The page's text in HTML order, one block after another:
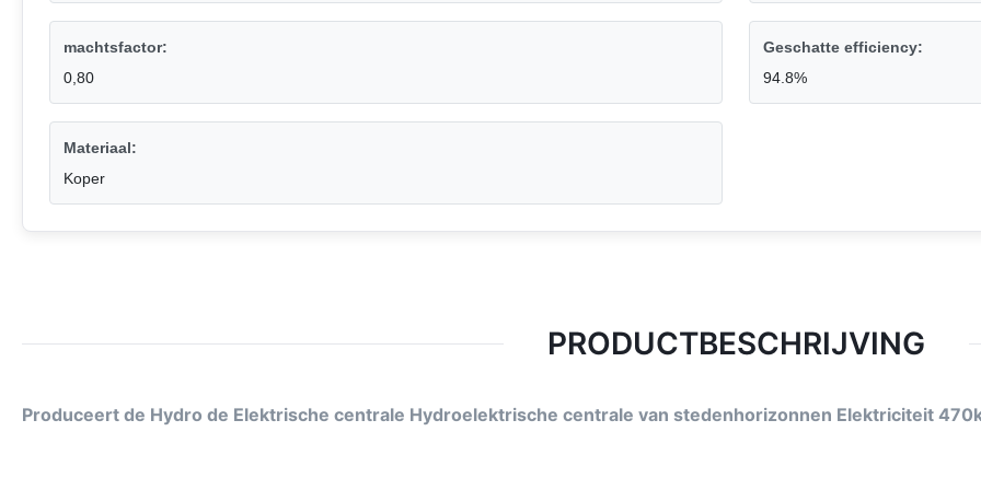
machtsfactor:
0,80
Geschatte efficiency:
94.8%
Materiaal:
Koper
PRODUCTBESCHRIJVING
Produceert de Hydro de Elektrische centrale Hydroelektrische centrale van stedenhorizonnen Elektriciteit